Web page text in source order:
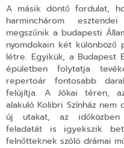
A másik döntő fordulat,
harminchárom
megszűnik a budapesti
nyomdokain két különböző
létre. Egyikük, a Budapest
épületben folytatja
repertoár fontosabb
felújítja. A Jókai téren,
alakuló Kolibri Színház
új utakat, az időközben
feladatát is igyekszik
felnőtteknek szóló drámai